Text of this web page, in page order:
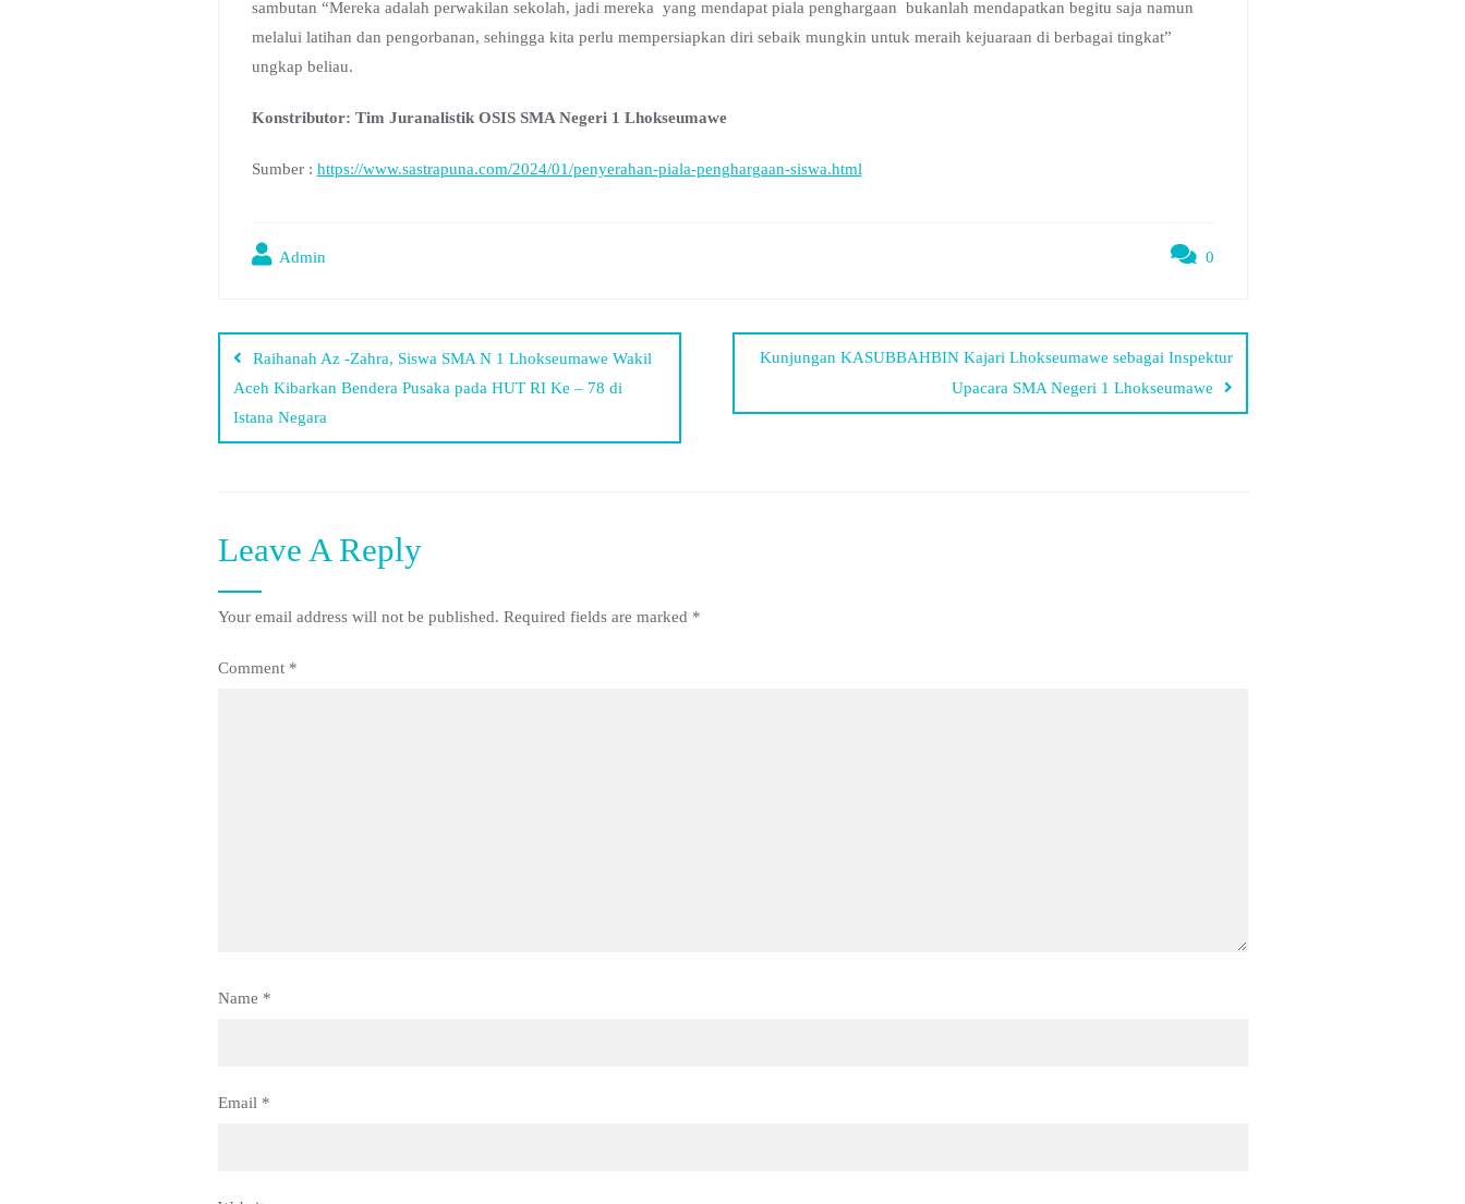
sambutan “Mereka adalah perwakilan sekolah, jadi mereka yang mendapat piala penghargaan bukanlah mendapatkan begitu saja namun
melalui latihan dan pengorbanan, sehingga kita perlu mempersiapkan diri sebaik mungkin untuk meraih kejuaraan di berbagai tingkat”
ungkap beliau.
Konstributor: Tim Juranalistik OSIS SMA Negeri 1 Lhokseumawe
Sumber : https://www.sastrapuna.com/2024/01/penyerahan-piala-penghargaan-siswa.html
Admin 0
Raihanah Az -Zahra, Siswa SMA N 1 Lhokseumawe Wakil
Aceh Kibarkan Bendera Pusaka pada HUT RI Ke – 78 di
Istana Negara
Kunjungan KASUBBAHBIN Kajari Lhokseumawe sebagai Inspektur
Upacara SMA Negeri 1 Lhokseumawe
Leave A Reply
Your email address will not be published. Required fields are marked *
Comment *
Name *
Email *